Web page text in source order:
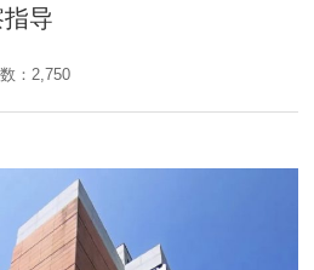
导
：2,750